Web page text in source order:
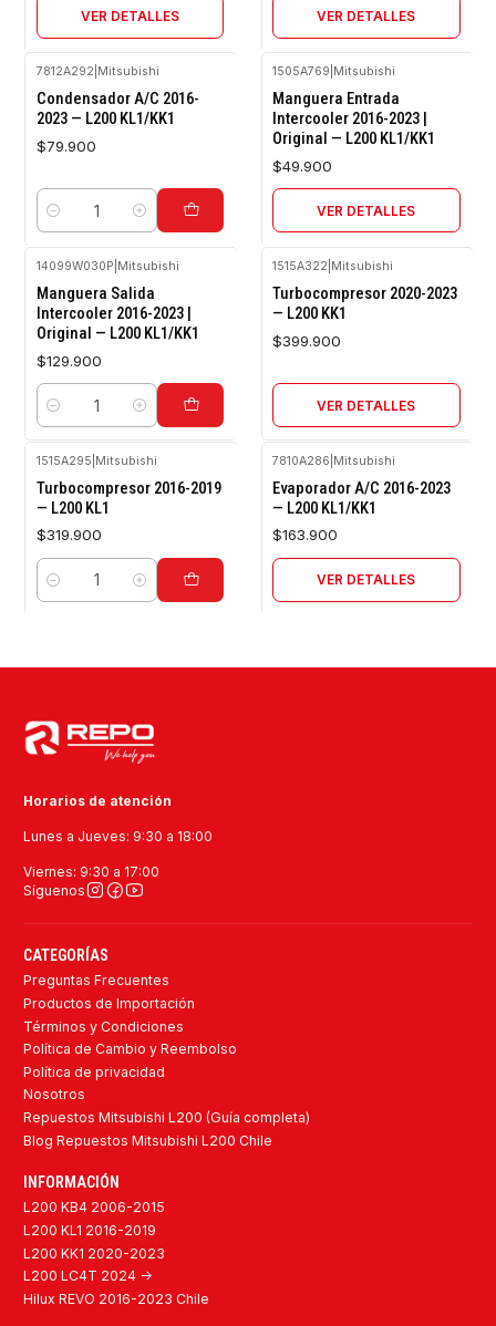
VER DETALLES VER DETALLES
7812A292 Mitsubishi
Condensador A/C 2016-
2023 — L200 KL1/KK1
$79.900
Cantidad
1505A769 Mitsubishi
Manguera Entrada
Intercooler 2016-2023 |
Original — L200 KL1/KK1
$49.900
VER DETALLES
14099W030P Mitsubishi
Manguera Salida
Intercooler 2016-2023 |
Original — L200 KL1/KK1
$129.900
Cantidad
1515A322 Mitsubishi
Turbocompresor 2020-2023
— L200 KK1
$399.900
VER DETALLES
1515A295 Mitsubishi
Turbocompresor 2016-2019
— L200 KL1
$319.900
Cantidad
7810A286 Mitsubishi
Evaporador A/C 2016-2023
— L200 KL1/KK1
$163.900
VER DETALLES
Horarios de atención
Lunes a Jueves: 9:30 a 18:00
Viernes: 9:30 a 17:00
Síguenos
CATEGORÍAS
Preguntas Frecuentes
Productos de Importación
Términos y Condiciones
Política de Cambio y Reembolso
Política de privacidad
Nosotros
Repuestos Mitsubishi L200 (Guía completa)
Blog Repuestos Mitsubishi L200 Chile
INFORMACIÓN
L200 KB4 2006-2015
L200 KL1 2016-2019
L200 KK1 2020-2023
L200 LC4T 2024 ->
Hilux REVO 2016-2023 Chile